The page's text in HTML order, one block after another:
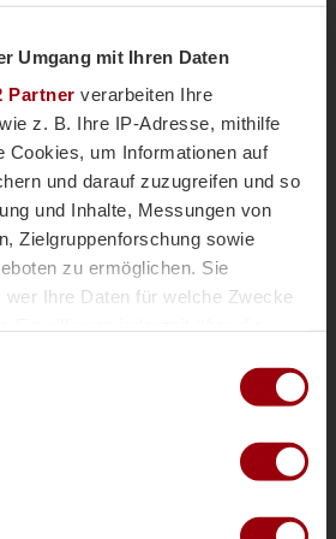
Umgang mit Ihren Daten
Partner verarbeiten Ihre
z. B. Ihre IP-Adresse, mithilfe
Cookies, um Informationen auf
und darauf zuzugreifen und so
und Inhalte, Messungen von
Zielgruppenforschung sowie
zu ermöglichen. Sie
wer Ihre Daten für welche Zwecke
oder widerrufen
Ihre geografische Lage erfassen,
aktives Scannen nach bestimmten
Danas
Magazin
Volunteers für die
EuroHockey
Championships 2023
vor 3 Jahren